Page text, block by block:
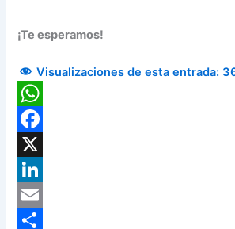
¡Te esperamos!
Visualizaciones de esta entrada:
WhatsApp
Facebook
X
LinkedIn
Email